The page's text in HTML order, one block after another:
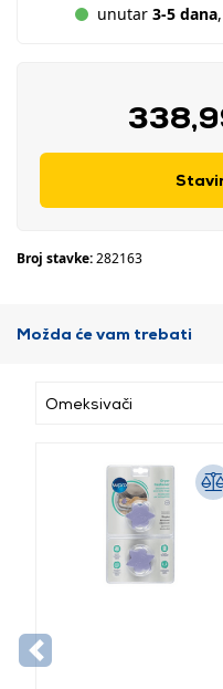
unutar 3-5 dana
Broj stavke:282163
Možda će vam trebati
Omeksivači